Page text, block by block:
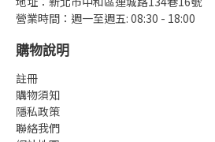
營業時間：週一至週五: 08:30 - 18:00
購物說明
註冊
購物須知
隱私政策
聯絡我們